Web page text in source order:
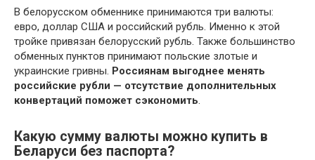
В белорусском обменнике принимаются три валюты:
евро, доллар США и российский рубль. Именно к этой
тройке привязан белорусский рубль. Также большинство
обменных пунктов принимают польские злотые и
украинские гривны. Россиянам выгоднее менять
российские рубли — отсутствие дополнительных
конвертаций поможет сэкономить.
Какую сумму валюты можно купить в
Беларуси без паспорта?